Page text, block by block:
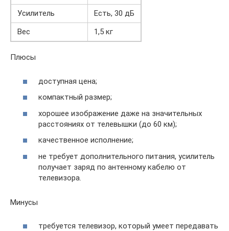
Усилитель
Есть, 30 дБ
Вес
1,5 кг
Плюсы
доступная цена;
компактный размер;
хорошее изображение даже на значительных
расстояниях от телевышки (до 60 км);
качественное исполнение;
не требует дополнительного питания, усилитель
получает заряд по антенному кабелю от
телевизора.
Минусы
требуется телевизор, который умеет передавать